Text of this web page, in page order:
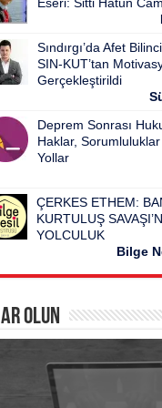
Sındırgı’da Afet
SIN-KUT’tan
Gerçekleştirildi
Deprem Sonrası
Haklar,
Yollar
ÇERKES ETHEM:
KURTULUŞ
YOLCULUK
Bilge
Olun